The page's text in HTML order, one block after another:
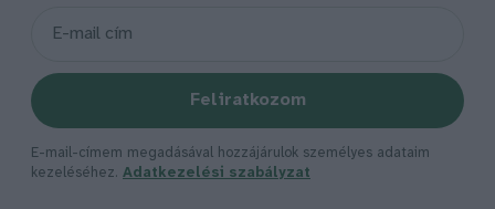
Feliratkozom
E-mail-címem megadásával hozzájárulok személyes adataim
kezeléséhez. Adatkezelési szabályzat